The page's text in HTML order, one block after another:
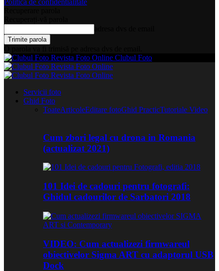
Politica de confidentialitate
Clubul Foto
Servicii foto
Ghid Foto
ToateArticoleEditare fotoGhid PracticTutoriale Video
Cum zbori legal cu drona in Romania
(actualizat 2021)
101 Idei de cadouri pentru fotografi:
Ghidul cadourilor de Sarbatori 2018
VIDEO: Cum actualizezi firmwareul
obiectivelor Sigma ART cu adaptorul USB
Dock